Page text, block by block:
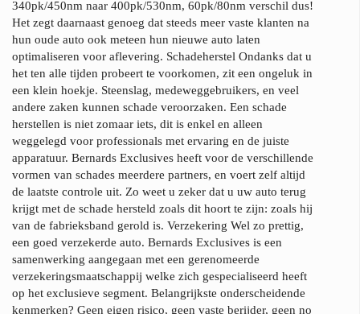
340pk/450nm naar 400pk/530nm, 60pk/80nm verschil dus!
Het zegt daarnaast genoeg dat steeds meer vaste klanten na
hun oude auto ook meteen hun nieuwe auto laten
optimaliseren voor aflevering. Schadeherstel Ondanks dat u
het ten alle tijden probeert te voorkomen, zit een ongeluk in
een klein hoekje. Steenslag, medeweggebruikers, en veel
andere zaken kunnen schade veroorzaken. Een schade
herstellen is niet zomaar iets, dit is enkel en alleen
weggelegd voor professionals met ervaring en de juiste
apparatuur. Bernards Exclusives heeft voor de verschillende
vormen van schades meerdere partners, en voert zelf altijd
de laatste controle uit. Zo weet u zeker dat u uw auto terug
krijgt met de schade hersteld zoals dit hoort te zijn: zoals hij
van de fabrieksband gerold is. Verzekering Wel zo prettig,
een goed verzekerde auto. Bernards Exclusives is een
samenwerking aangegaan met een gerenomeerde
verzekeringsmaatschappij welke zich gespecialiseerd heeft
op het exclusieve segment. Belangrijkste onderscheidende
kenmerken? Geen eigen risico, geen vaste berijder, geen no